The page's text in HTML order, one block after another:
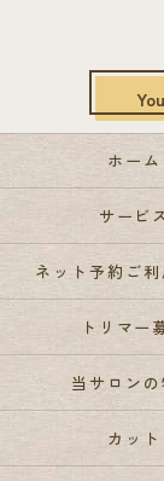
ホーム
サービ
ネット予約ご
トリマー
当サロン
カット